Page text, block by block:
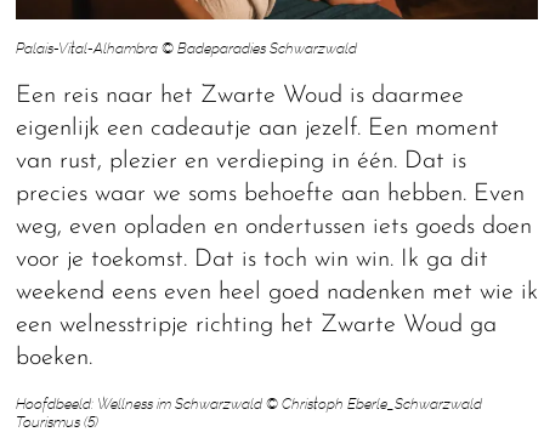
Palais-Vital-Alhambra © Badeparadies Schwarzwald
Een reis naar het Zwarte Woud is daarmee
eigenlijk een cadeautje aan jezelf. Een moment
van rust, plezier en verdieping in één. Dat is
precies waar we soms behoefte aan hebben. Even
weg, even opladen en ondertussen iets goeds doen
voor je toekomst. Dat is toch win win. Ik ga dit
weekend eens even heel goed nadenken met wie ik
een welnesstripje richting het Zwarte Woud ga
boeken.
Hoofdbeeld: Wellness im Schwarzwald © Christoph Eberle_Schwarzwald
Tourismus (5)